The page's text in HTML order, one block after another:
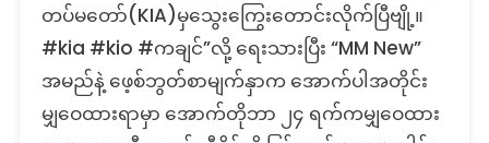
ချ
စစ်သား
၄၀၀
နီးပါး
သေဆုံး
တပ်မတော်(KIA)မှသွေးကြွေးတောင်းလိုက်ပြီဗျို့။
#kia #kio #ကချင်”လို့ ရေးသားပြီး “MM New”
အမည်နဲ့ ဖေ့စ်ဘွတ်စာမျက်နှာက အောက်ပါအတိုင်း
မျှဝေထားရာမှာ အောက်တိုဘာ ၂၄ ရက်ကမျှဝေထား